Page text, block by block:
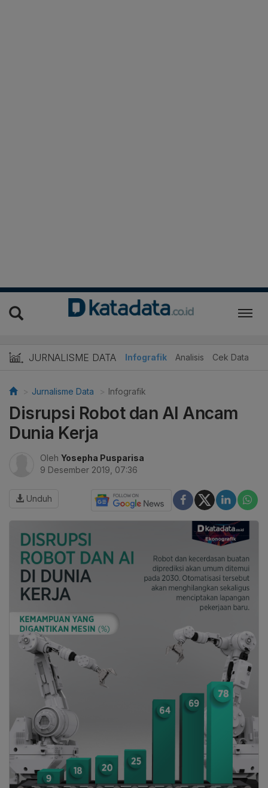
JURNALISME DATA Infografik Analisis Cek Data
Jurnalisme Data Infografik
Disrupsi Robot dan AI Ancam
Dunia Kerja
Oleh Yosepha Pusparisa
9 Desember 2019, 07:36
Unduh